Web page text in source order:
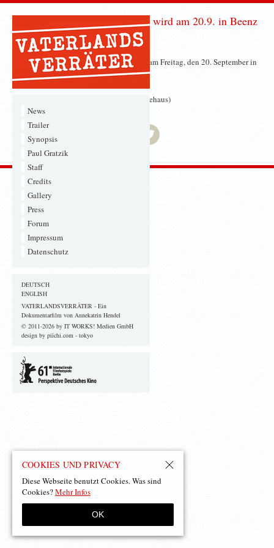
News
Trailer
Synopsis
Paul Gratzik
Staff
Credits
Gallery
Press
Forum
Impressum
Datenschutz
DEUTSCH
ENGLISH
VATERLANDSVERRÄTER - Ein
Dokumentarfilm von Annekatrin Hendel
© 2011-2026 by IT WORKS! Medien GmbH
design by piichi.com - tokyo
„VATERLANDSVERRÄTER“ wird am 20.9. in Beenz
gezeigt!
Wir freuen uns, dass „Vaterlandsverräter“ am Freitag, den 20. September in
Beenz / Uckermark zu sehen sein wird!
19.30 Uhr, „alte Schule“ Beenz (Gemeindehaus)
COOKIES UND PRIVACY
Diese Webseite benutzt Cookies. Was sind
Cookies?Mehr Infos
OK